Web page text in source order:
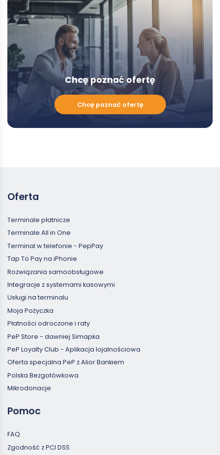
Modal
Chcę poznać ofertę
Chcę
Chcę poznać ofertę
Oferta
Terminale płatnicze
Terminale All in One
Terminal w telefonie - PepPay
Tap To Pay na iPhonie
Rozwiązania samoobsługowe
Integracje z systemami kasowymi
Usługi na terminalu
Moja Pożyczka
Płatności odroczone i raty
PeP Store - dawniej Simapka
PeP Loyalty Club - Aplikacja lojalnościowa
Oferta specjalna PeP z Alior Bankiem
Polska Bezgotówkowa
Mikrodonacje
Pomoc
FAQ
Zgodność z PCI DSS